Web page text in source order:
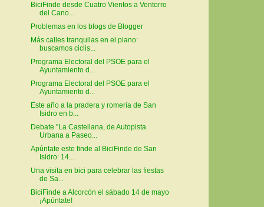
BiciFinde desde Cuatro Vientos a Ventorro
del Cano...
Problemas en los blogs de Blogger
Más calles tranquilas en el plano:
buscamos ciclis...
Programa Electoral del PSOE para el
Ayuntamiento d...
Programa Electoral del PSOE para el
Ayuntamiento d...
Este año a la pradera y romería de San
Isidro en b...
Debate "La Castellana, de Autopista
Urbana a Paseo...
Apúntate este finde al BiciFinde de San
Isidro: 14...
Una visita en bici para celebrar las fiestas
de Sa...
BiciFinde a Alcorcón el sábado 14 de mayo
¡Apúntate!